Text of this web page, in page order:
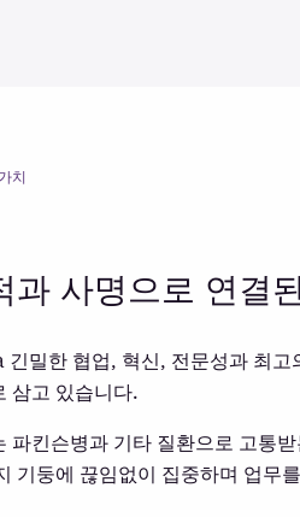
치
과 사명으로 연결
밀한 협업, 혁신, 전문성과 최고
삼고 있습니다.
파킨슨병과 기타 질환으로 고통
기둥에 끊임없이 집중하며 업무